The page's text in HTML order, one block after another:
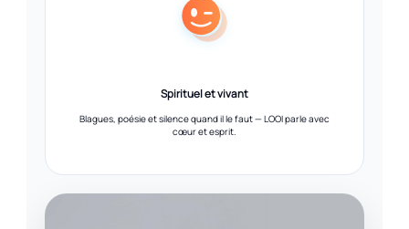
Spirituel et vivant
Blagues, poésie et silence quand il le faut — LOOI parle avec
cœur et esprit.